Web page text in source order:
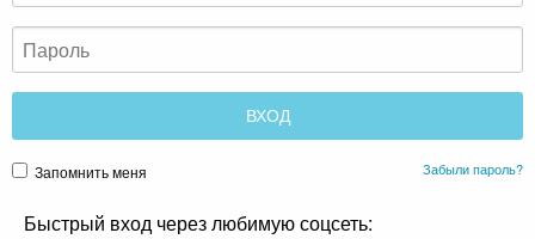
Запомнить меня Забыли пароль?
Быстрый вход через любимую соцсеть: